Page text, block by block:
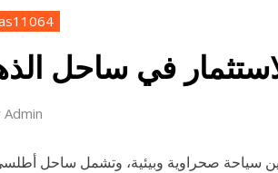
في ساحل
Admin
بين سياحة صحراوية وبيئية، وتشمل ساحل